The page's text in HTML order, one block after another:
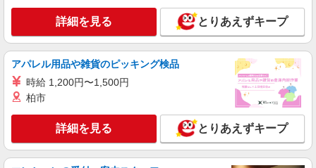
時給1600円〜2250円 ＜日払い有/週払い有/交
通費全支給(ガソリン代含む)＞
白岡市
詳細を見る
派遣社員
株式会社kotrio /●SI-H-2067260
毎日通うのが楽しみになる＊ホテルのような美
しいサ高住のSTAFF
詳細を見る とりあえずキープ
アパレル用品や雑貨のピッキング検品
時給 1,200円〜1,500円
柏市
詳細を見る とりあえずキープ